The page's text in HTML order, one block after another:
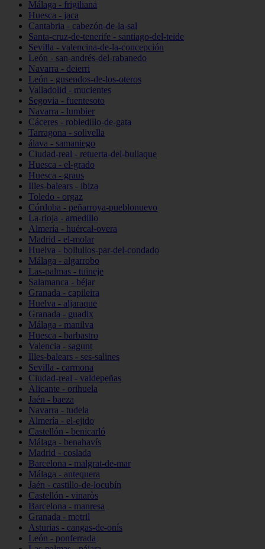
Málaga - frigiliana
Huesca - jaca
Cantabria - cabezón-de-la-sal
Santa-cruz-de-tenerife - santiago-del-teide
Sevilla - valencina-de-la-concepción
León - san-andrés-del-rabanedo
Navarra - deierri
León - gusendos-de-los-oteros
Valladolid - mucientes
Segovia - fuentesoto
Navarra - lumbier
Cáceres - robledillo-de-gata
Tarragona - solivella
álava - samaniego
Ciudad-real - retuerta-del-bullaque
Huesca - el-grado
Huesca - graus
Illes-balears - ibiza
Toledo - orgaz
Córdoba - peñarroya-pueblonuevo
La-rioja - arnedillo
Almería - huércal-overa
Madrid - el-molar
Huelva - bollullos-par-del-condado
Málaga - algarrobo
Las-palmas - tuineje
Salamanca - béjar
Granada - capileira
Huelva - aljaraque
Granada - guadix
Málaga - manilva
Huesca - barbastro
Valencia - sagunt
Illes-balears - ses-salines
Sevilla - carmona
Ciudad-real - valdepeñas
Alicante - orihuela
Jaén - baeza
Navarra - tudela
Almería - el-ejido
Castellón - benicarló
Málaga - benahavís
Madrid - coslada
Barcelona - malgrat-de-mar
Málaga - antequera
Jaén - castillo-de-locubín
Castellón - vinaròs
Barcelona - manresa
Granada - motril
Asturias - cangas-de-onís
León - ponferrada